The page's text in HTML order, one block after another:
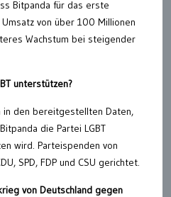
Bitpanda für das erste
von über 100 Millionen
Wachstum bei steigender
unterstützen?
in den bereitgestellten Daten,
die Partei LGBT
wird. Parteispenden von
SPD, FDP und CSU gerichtet.
von Deutschland gegen